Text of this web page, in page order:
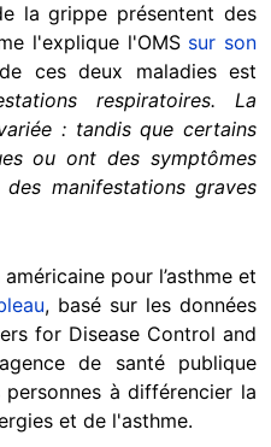
la grippe présentent des
l'explique l'OMS sur son
ces deux maladies est
respiratoires. La
: tandis que certains
ou ont des symptômes
des manifestations graves
pour l’asthme et
, basé sur les données
for Disease Control and
de santé publique
personnes à différencier la
et de l'asthme.